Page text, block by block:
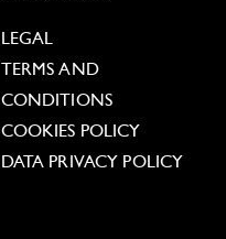
LEGAL
TERMS AND
CONDITIONS
COOKIES POLICY
DATA PRIVACY POLICY